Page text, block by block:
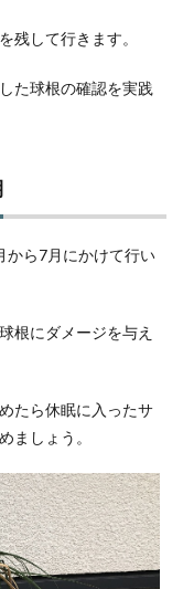
残して行きます。
た球根の確認を実践
から7月にかけて行い
根にダメージを与え
たら休眠に入ったサ
ましょう。